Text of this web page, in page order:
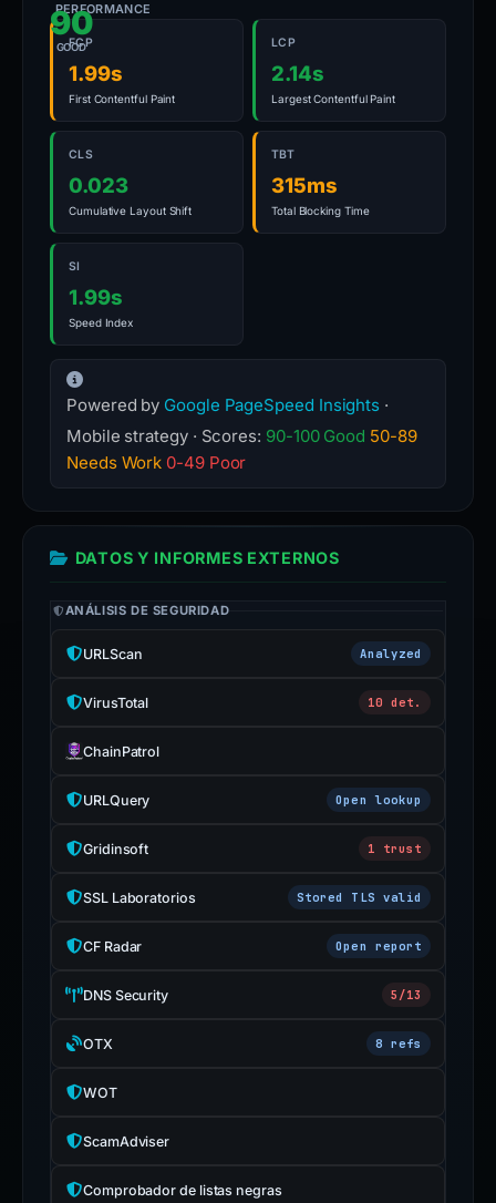
90
GOOD
PERFORMANCE
FCP
1.99s
First Contentful Paint
LCP
2.14s
Largest Contentful Paint
CLS
0.023
Cumulative Layout Shift
TBT
315ms
Total Blocking Time
SI
1.99s
Speed Index
Powered by Google PageSpeed Insights ·
Mobile strategy · Scores: 90-100 Good 50-89
Needs Work 0-49 Poor
DATOS Y INFORMES EXTERNOS
ANÁLISIS DE SEGURIDAD
URLScan Analyzed
VirusTotal 10 det.
ChainPatrol
URLQuery Open lookup
Gridinsoft 1 trust
SSL Laboratorios Stored TLS valid
CF Radar Open report
DNS Security 5/13
OTX 8 refs
WOT
ScamAdviser
Comprobador de listas negras